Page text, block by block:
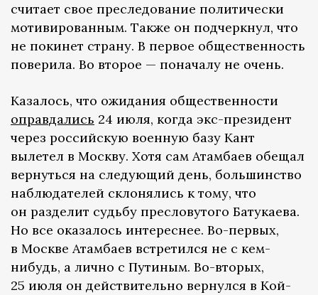
считает свое преследование политически
мотивированным. Также он подчеркнул, что
не покинет страну. В первое общественность
поверила. Во второе — поначалу не очень.
Казалось, что ожидания общественности
оправдались 24 июля, когда экс-президент
через российскую военную базу Кант
вылетел в Москву. Хотя сам Атамбаев обещал
вернуться на следующий день, большинство
наблюдателей склонялись к тому, что
он разделит судьбу пресловутого Батукаева.
Но все оказалось интереснее. Во-первых,
в Москве Атамбаев встретился не с кем-
нибудь, а лично с Путиным. Во-вторых,
25 июля он действительно вернулся в Кой-